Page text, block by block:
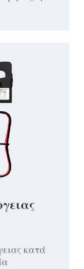
κατά